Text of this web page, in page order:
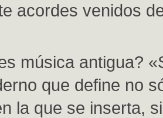
acordes venidos
música antigua?
que define no
la que se inserta,